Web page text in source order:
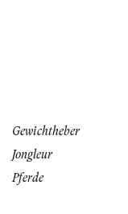
Gewichtheber
Jongleur
Pferde